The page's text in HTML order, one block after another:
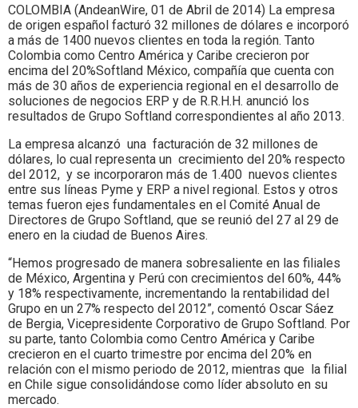
con
Colombia.
COLOMBIA (AndeanWire, 01 de Abril de 2014) La empresa
de origen español facturó 32 millones de dólares e incorporó
a más de 1400 nuevos clientes en toda la región. Tanto
Colombia como Centro América y Caribe crecieron por
encima del 20%Softland México, compañía que cuenta con
más de 30 años de experiencia regional en el desarrollo de
soluciones de negocios ERP y de R.R.H.H. anunció los
resultados de Grupo Softland correspondientes al año 2013.
La empresa alcanzó una facturación de 32 millones de
dólares, lo cual representa un crecimiento del 20% respecto
del 2012, y se incorporaron más de 1.400 nuevos clientes
entre sus líneas Pyme y ERP a nivel regional. Estos y otros
temas fueron ejes fundamentales en el Comité Anual de
Directores de Grupo Softland, que se reunió del 27 al 29 de
enero en la ciudad de Buenos Aires.
“Hemos progresado de manera sobresaliente en las filiales
de México, Argentina y Perú con crecimientos del 60%, 44%
y 18% respectivamente, incrementando la rentabilidad del
Grupo en un 27% respecto del 2012”, comentó Oscar Sáez
de Bergia, Vicepresidente Corporativo de Grupo Softland. Por
su parte, tanto Colombia como Centro América y Caribe
crecieron en el cuarto trimestre por encima del 20% en
relación con el mismo periodo de 2012, mientras que la filial
en Chile sigue consolidándose como líder absoluto en su
mercado.